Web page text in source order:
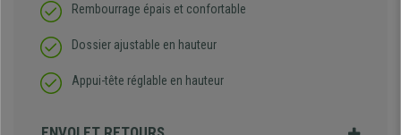
Rembourrage épais et confortable
Dossier ajustable en hauteur
Appui-tête réglable en hauteur